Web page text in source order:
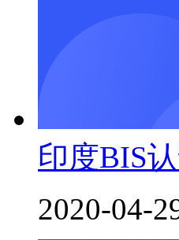
印度BIS
2020-04-